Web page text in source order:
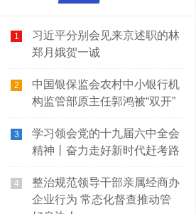
1
习近平分别会见来京述职的林
郑月娥贺一诚
2
中国银保监会农村中小银行机
构监管部原主任郭鸿被“双开”
3
学习领会党的十九届六中全会
精神丨奋力走好新时代赶考路
4
整治规范领导干部亲属经商办
企业行为 常态化督查推动管